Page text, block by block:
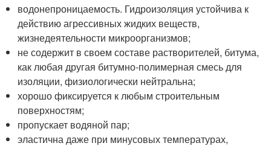
водонепроницаемость. Гидроизоляция устойчива к
действию агрессивных жидких веществ,
жизнедеятельности микроорганизмов;
не содержит в своем составе растворителей, битума,
как любая другая битумно-полимерная смесь для
изоляции, физиологически нейтральна;
хорошо фиксируется к любым строительным
поверхностям;
пропускает водяной пар;
эластична даже при минусовых температурах,